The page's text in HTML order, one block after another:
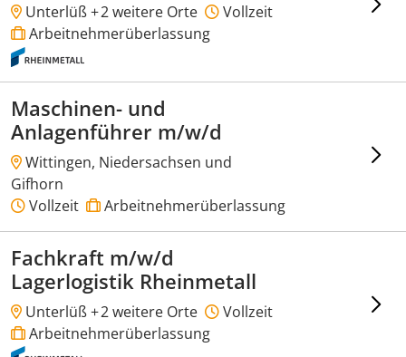
Unterlüß +2 weitere Orte
Vollzeit
Arbeitnehmerüberlassung
Maschinen- und
Anlagenführer m/w/d
Wittingen, Niedersachsen und
Gifhorn
Vollzeit
Arbeitnehmerüberlassung
Fachkraft m/w/d
Lagerlogistik Rheinmetall
Unterlüß +2 weitere Orte
Vollzeit
Arbeitnehmerüberlassung